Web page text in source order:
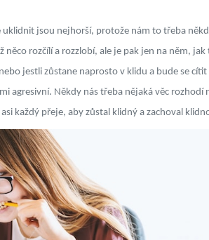
jsou nejhorší, protože nám to třeba
něco rozčílí a rozzlobí, ale je pak jen na něm,
jestli zůstane naprosto v klidu a bude se
agresivní. Někdy nás třeba nějaká věc
každý přeje, aby zůstal klidný a zachoval